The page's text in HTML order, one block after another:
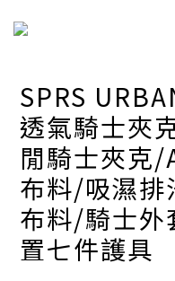
SPRS
透氣騎士夾
閒騎士夾克/
布料/吸濕排
布料/騎士
置七件護具